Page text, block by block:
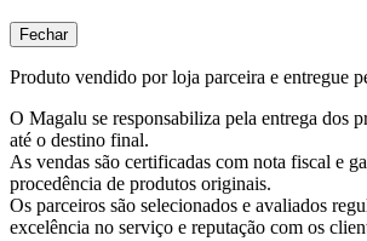
Fechar
Produto vendido por loja parceira e entregue
O Magalu se responsabiliza pela entrega dos
até o destino final.
As vendas são certificadas com nota fiscal e
procedência de produtos originais.
Os parceiros são selecionados e avaliados
excelência no serviço e reputação com os